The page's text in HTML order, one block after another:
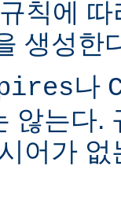
칙에
생성한
나
않는다.
어가